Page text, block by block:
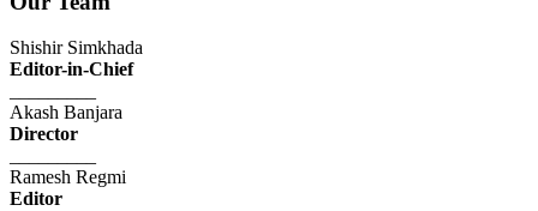
Shishir Simkhada
Editor-in-Chief
Akash Banjara
Director
Ramesh Regmi
Editor